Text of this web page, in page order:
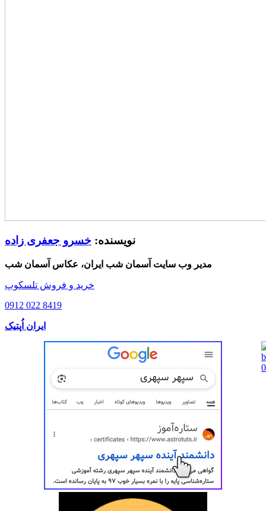
نویسنده: خسرو جعفری زاده
مدیر وب سایت آسمان شب ایران، عکاس آسمان شب
خرید و فروش تلسکوپ
0912 022 8419
ایران اُپتیک